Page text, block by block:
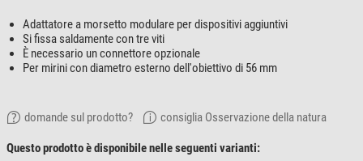
Adattatore a morsetto modulare per dispositivi aggiuntivi
Si fissa saldamente con tre viti
È necessario un connettore opzionale
Per mirini con diametro esterno dell'obiettivo di 56 mm
domande sul prodotto? consiglia Osservazione della natura
Questo prodotto è disponibile nelle seguenti varianti: